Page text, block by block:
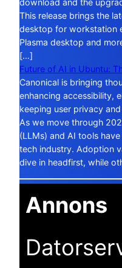
download and the
This release brings the
desktop for workstation
Plasma desktop and
[…]
Future of AI in Ubuntu:
Canonical is bringing
enhancing accessibility,
keeping user privacy
As we move through
(LLMs) and AI tools
tech industry. Adoption
dive in headfirst, while
Annons